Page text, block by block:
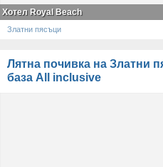
Хотел Royal Beach
Златни пясъци
Лятна почивка на Златни
база All inclusive